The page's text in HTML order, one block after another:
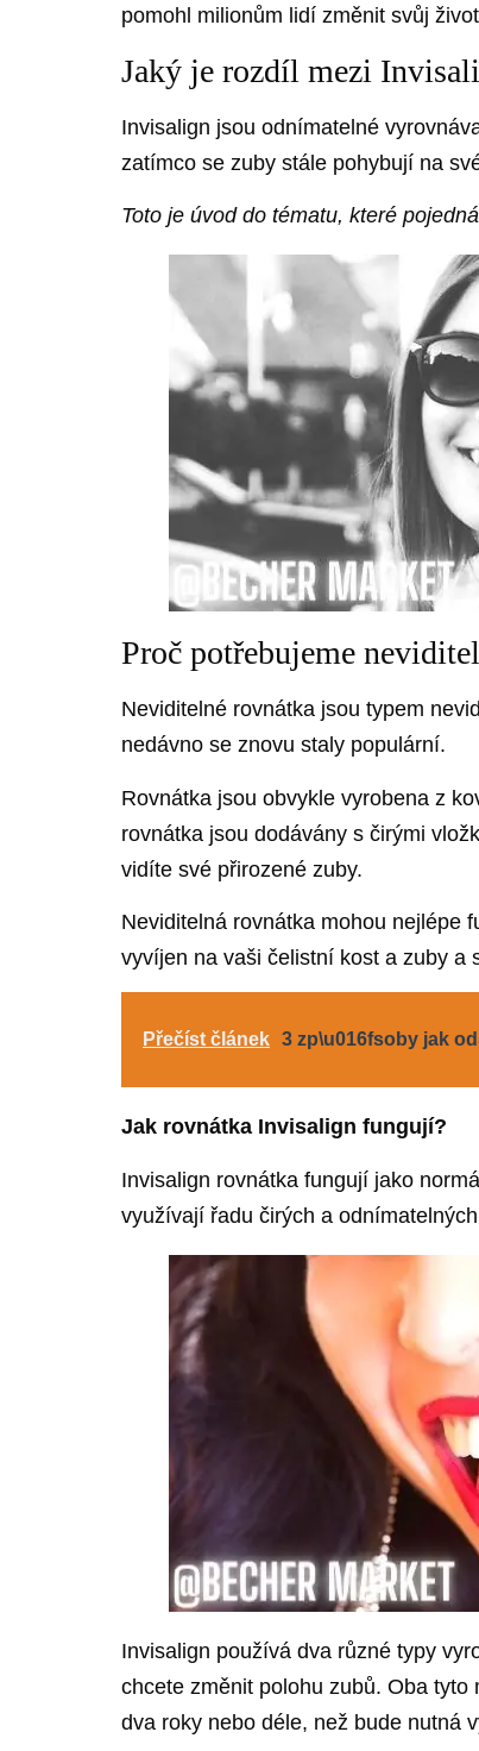
pomohl milionům lidí změnit svůj
Jaký je rozdíl mezi
Invisalign jsou odnímatelné
zatímco se zuby stále pohybují na
Toto je úvod do tématu, které
Proč potřebujeme
Neviditelné rovnátka jsou typem
nedávno se znovu staly populární.
Rovnátka jsou obvykle vyrobena z
rovnátka jsou dodávány s čirými
vidíte své přirozené zuby.
Neviditelná rovnátka mohou nejlépe
vyvíjen na vaši čelistní kost a zuby a
Přečíst článek 3 zp\u016fsoby jak
Jak rovnátka Invisalign fungují?
Invisalign rovnátka fungují jako
využívají řadu čirých a
Invisalign používá dva různé typy
chcete změnit polohu zubů. Oba
dva roky nebo déle, než bude nutná